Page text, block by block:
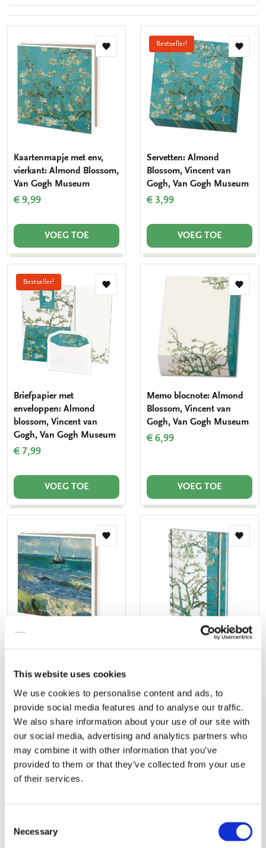
This website uses cookies
We use cookies to personalise content and ads, to
provide social media features and to analyse our traffic.
We also share information about your use of our site with
our social media, advertising and analytics partners who
may combine it with other information that you’ve
provided to them or that they’ve collected from your use
of their services.
Selection
Necessary
Toevoegen
Kaartenmapje met env,
vierkant: Almond Blossom,
Van Gogh Museum
€ 9,99
VOEG TOE
Bestseller!
aan
Servetten: Almond
Blossom, Vincent van
Gogh, Van Gogh Museum
€ 3,99
VOEG TOE
Bestseller!
Toevoegen
verlanglijst
Briefpapier met
enveloppen: Almond
blossom, Vincent van
Gogh, Van Gogh Museum
€ 7,99
VOEG TOE
aan
Memo blocnote: Almond
Blossom, Vincent van
Gogh, Van Gogh Museum
€ 6,99
VOEG TOE
Toevoegen
Museum
€ 9,99
VOEG TOE
€ 11,99
VOEG TOE